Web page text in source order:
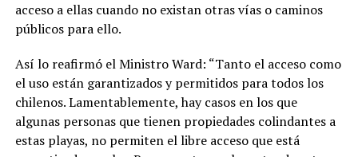
acceso a ellas cuando no existan otras vías o caminos
públicos para ello.
Así lo reafirmó el Ministro Ward: “Tanto el acceso como
el uso están garantizados y permitidos para todos los
chilenos. Lamentablemente, hay casos en los que
algunas personas que tienen propiedades colindantes a
estas playas, no permiten el libre acceso que está